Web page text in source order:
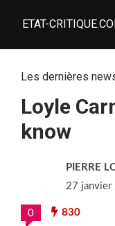
ETAT-
Les dernières
Loyle
know
PIERRE
27 janvier
0 830